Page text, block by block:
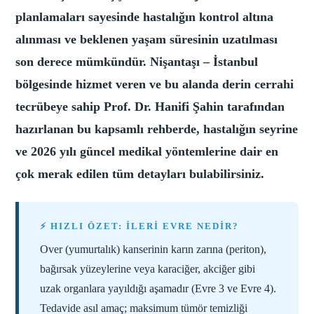
planlamaları sayesinde hastalığın kontrol altına
alınması ve beklenen yaşam süresinin uzatılması
son derece mümkündür. Nişantaşı – İstanbul
bölgesinde hizmet veren ve bu alanda derin cerrahi
tecrübeye sahip Prof. Dr. Hanifi Şahin tarafından
hazırlanan bu kapsamlı rehberde, hastalığın seyrine
ve 2026 yılı güncel medikal yöntemlerine dair en
çok merak edilen tüm detayları bulabilirsiniz.
⚡ HIZLI ÖZET: İLERI EVRE NEDIR?
Over (yumurtalık) kanserinin karın zarına (periton),
bağırsak yüzeylerine veya karaciğer, akciğer gibi
uzak organlara yayıldığı aşamadır (Evre 3 ve Evre 4).
Tedavide asıl amaç; maksimum tümör temizliği